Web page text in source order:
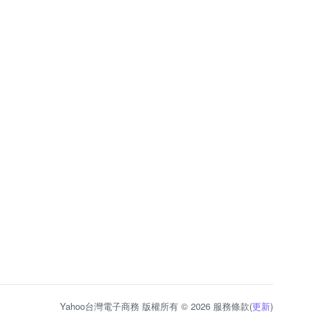
Yahoo台灣電子商務 版權所有 © 2026 服務條款(更新)